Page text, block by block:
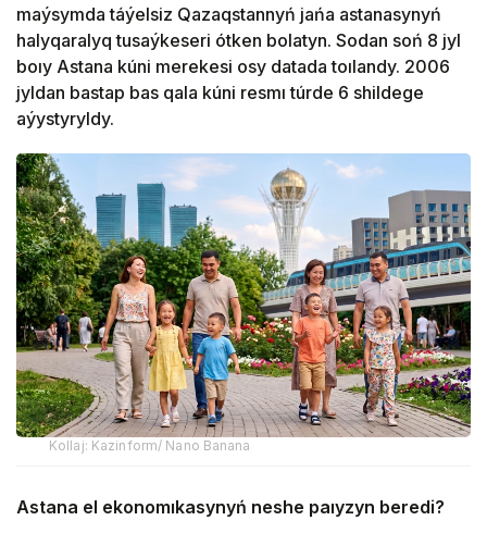
maýsymda táýelsiz Qazaqstannyń jańa astanasynyń
halyqaralyq tusaýkeseri ótken bolatyn. Sodan soń 8 jyl
boıy Astana kúni merekesi osy datada toılandy. 2006
jyldan bastap bas qala kúni resmı túrde 6 shildege
aýystyryldy.
Kollaj: Kazinform/ Nano Banana
Astana el ekonomıkasynyń neshe paıyzyn beredi?